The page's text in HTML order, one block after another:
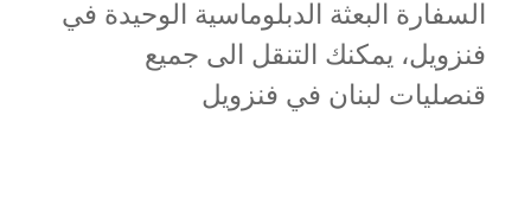
السفارة البعثة الدبلوماسية الوحيدة في
فنزويل، يمكنك التنقل الى جميع
قنصليات لبنان في فنزويل